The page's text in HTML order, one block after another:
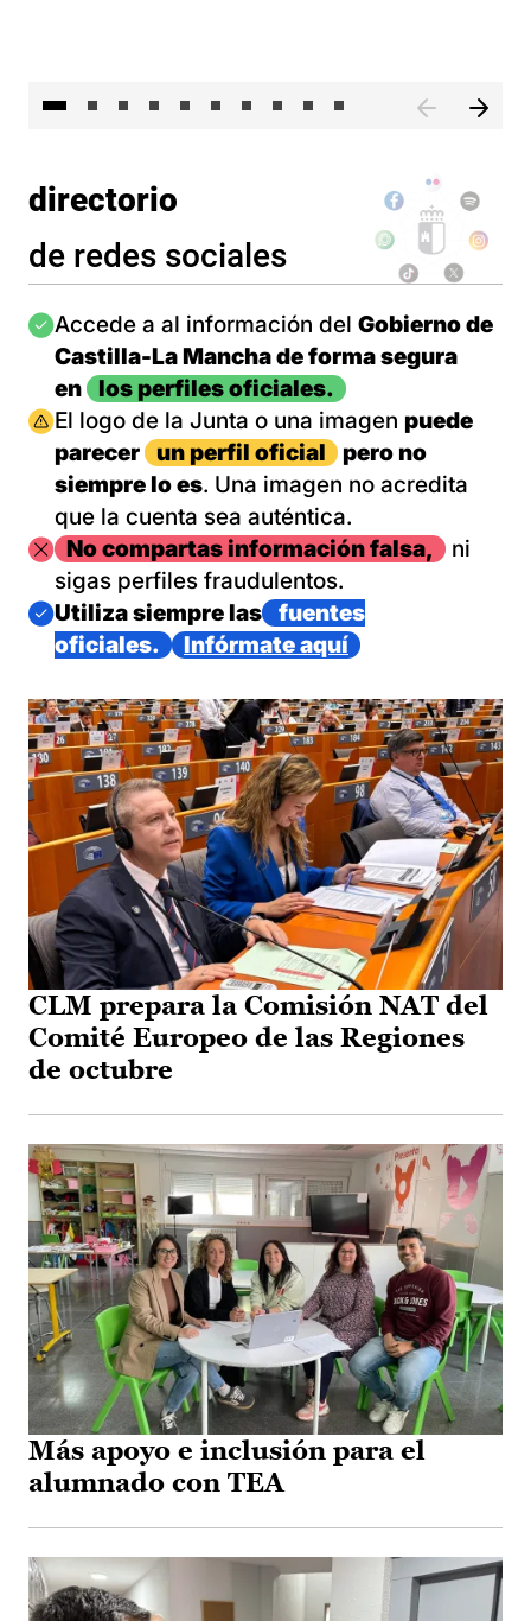
directorio
de redes sociales
Imagen
Accede a al información del Gobierno de
Castilla-La Mancha de forma segura
en
los perfiles oficiales.
Imagen
El logo de la Junta o una imagen puede
parecer
un perfil oficial
pero no
siempre lo es. Una imagen no acredita
que la cuenta sea auténtica.
ImagenNo compartas información falsa,
ni
sigas perfiles fraudulentos.
Imagen
Utiliza siempre las
fuentes
oficiales.
Infórmate aquí
CLM prepara la Comisión NAT del
Comité Europeo de las Regiones
de octubre
Más apoyo e inclusión para el
alumnado con TEA